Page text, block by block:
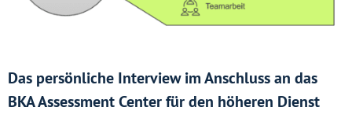
Das persönliche Interview im Anschluss an das
BKA Assessment Center für den höheren Dienst